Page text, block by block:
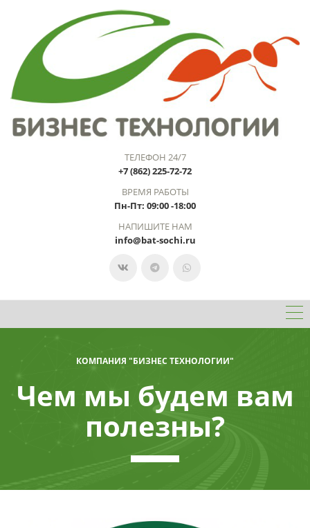
ТЕЛЕФОН 24/7
+7 (862) 225-72-72
ВРЕМЯ РАБОТЫ
Пн-Пт: 09:00 -18:00
НАПИШИТЕ НАМ
info@bat-sochi.ru
КОМПАНИЯ "БИЗНЕС ТЕХНОЛОГИИ"
Чем мы будем вам
полезны?